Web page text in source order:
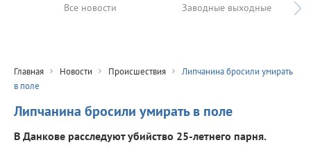
Все новости Заводные выходные
Главная Новости Происшествия
Липчанина бросили умирать
в поле
Липчанина бросили умирать в поле
В Данкове расследуют убийство 25-летнего парня.